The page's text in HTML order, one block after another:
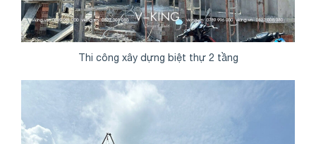
Thi công xây dựng biệt thự 2 tầng